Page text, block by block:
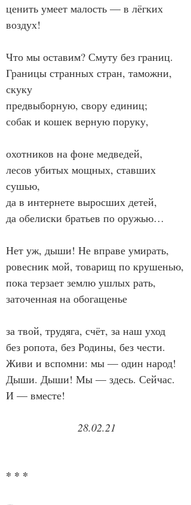
ценить умеет малость — в лёгких
воздух!
Что мы оставим? Смуту без границ.
Границы странных стран, таможни,
скуку
предвыборную, свору единиц;
собак и кошек верную поруку,
охотников на фоне медведей,
лесов убитых мощных, ставших
сушью,
да в интернете выросших детей,
да обелиски братьев по оружью…
Нет уж, дыши! Не вправе умирать,
ровесник мой, товарищ по крушенью,
пока терзает землю ушлых рать,
заточенная на обогащенье
за твой, трудяга, счёт, за наш уход
без ропота, без Родины, без чести.
Живи и вспомни: мы — один народ!
Дыши. Дыши! Мы — здесь. Сейчас.
И — вместе!
28.02.21
* * *